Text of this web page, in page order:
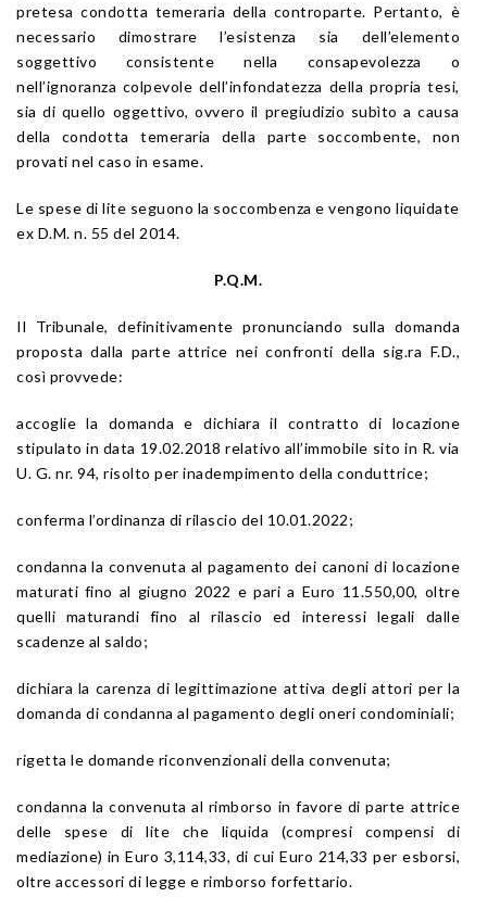
pretesa condotta temeraria della controparte. Pertanto, è
necessario dimostrare l’esistenza sia dell’elemento
soggettivo consistente nella consapevolezza o
nell’ignoranza colpevole dell’infondatezza della propria tesi,
sia di quello oggettivo, ovvero il pregiudizio subìto a causa
della condotta temeraria della parte soccombente, non
provati nel caso in esame.
Le spese di lite seguono la soccombenza e vengono liquidate
ex D.M. n. 55 del 2014.
P.Q.M.
Il Tribunale, definitivamente pronunciando sulla domanda
proposta dalla parte attrice nei confronti della sig.ra F.D.,
così provvede:
accoglie la domanda e dichiara il contratto di locazione
stipulato in data 19.02.2018 relativo all’immobile sito in R. via
U. G. nr. 94, risolto per inadempimento della conduttrice;
conferma l’ordinanza di rilascio del 10.01.2022;
condanna la convenuta al pagamento dei canoni di locazione
maturati fino al giugno 2022 e pari a Euro 11.550,00, oltre
quelli maturandi fino al rilascio ed interessi legali dalle
scadenze al saldo;
dichiara la carenza di legittimazione attiva degli attori per la
domanda di condanna al pagamento degli oneri condominiali;
rigetta le domande riconvenzionali della convenuta;
condanna la convenuta al rimborso in favore di parte attrice
delle spese di lite che liquida (compresi compensi di
mediazione) in Euro 3,114,33, di cui Euro 214,33 per esborsi,
oltre accessori di legge e rimborso forfettario.